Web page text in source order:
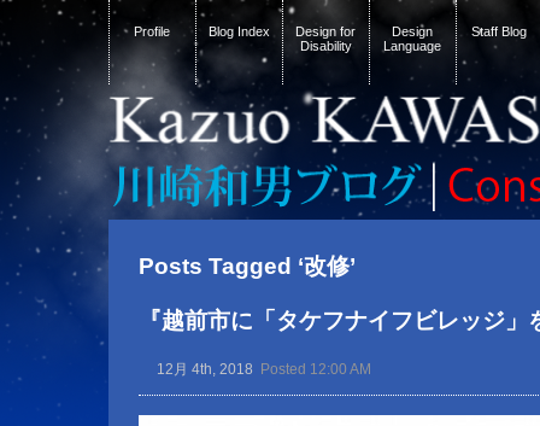
Profile Blog Index
Design for
Disability
Design
Language
Staff Blog
Posts Tagged ‘改修’
『越前市に「タケフナイフビレッジ
12月 4th, 2018 Posted 12:00 AM